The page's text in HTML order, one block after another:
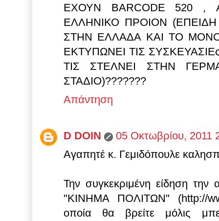
ΕΧΟΥΝ BARCODE 520
ΕΛΛΗΝΙΚΟ ΠΡΟΙΟΝ (ΕΠΕΙΔΗ
ΣΤΗΝ ΕΛΛΑΔΑ ΚΑΙ ΤΟ
ΕΚΤΥΠΩΝΕΙ ΤΙΣ
ΤΙΣ ΣΤΕΛΝΕΙ ΣΤΗΝ
ΣΤΑΔΙΟ)???????
Απάντηση
D DOIN
05 Οκτωβρίου, 2011
Αγαπητέ κ. Γεμιδόπουλε
Την συγκεκριμένη είδηση
"ΚΙΝΗΜΑ ΠΟΛΙΤΩΝ" (http://
οποία θα βρείτε μόλις